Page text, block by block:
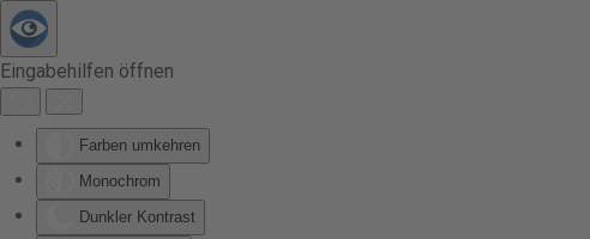
Eingabehilfen öffnen
Farben umkehren
Monochrom
Dunkler Kontrast
Zum Hauptinhalt springen